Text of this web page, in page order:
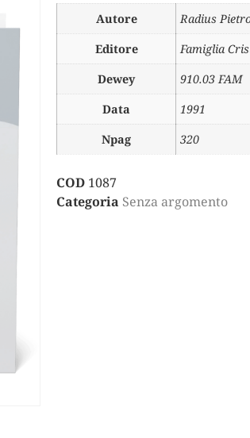
Autore
Radius
Editore
Famiglia
Dewey
910.03 FAM
Data
1991
Npag
320
COD 1087
Categoria Senza argomento